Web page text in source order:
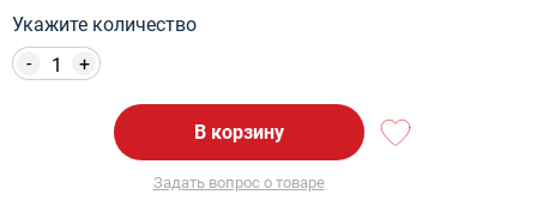
Укажите количество
+
-
В корзину
Задать вопрос о товаре